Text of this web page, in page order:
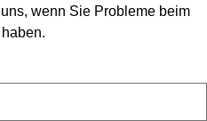
wenn Sie Probleme beim